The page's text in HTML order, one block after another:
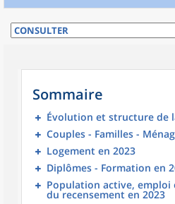
Sommaire
Évolution et structure de
Couples - Familles -
Logement en 2023
Diplômes - Formation en
Population active, emploi
du recensement en 2023